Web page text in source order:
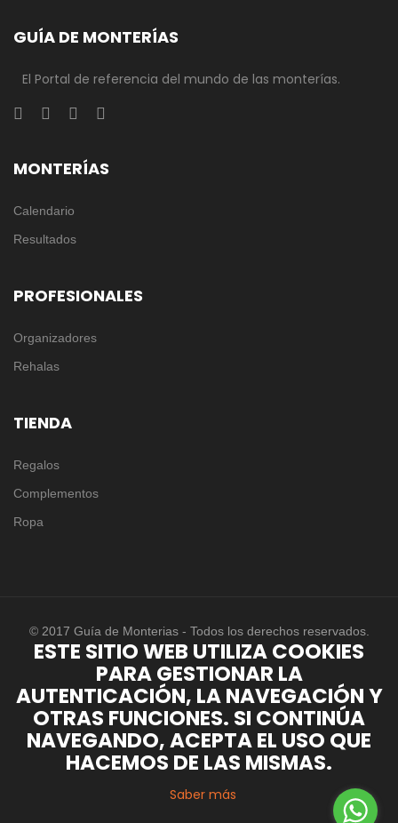
GUÍA DE MONTERÍAS
El Portal de referencia del mundo de las monterías.
MONTERÍAS
Calendario
Resultados
PROFESIONALES
Organizadores
Rehalas
TIENDA
Regalos
Complementos
Ropa
© 2017 Guía de Monterias - Todos los derechos reservados.
ESTE SITIO WEB UTILIZA COOKIES
PARA GESTIONAR LA
AUTENTICACIÓN, LA NAVEGACIÓN Y
OTRAS FUNCIONES. SI CONTINÚA
NAVEGANDO, ACEPTA EL USO QUE
HACEMOS DE LAS MISMAS.
Saber más